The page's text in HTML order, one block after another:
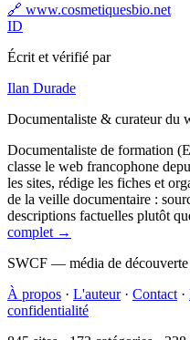
🔗 www.cosmetiquesbio.net
ID
Écrit et vérifié par
Ilan Durade
Documentaliste & curateur du
Documentaliste de formation
classe le web francophone
les sites, rédige les fiches et
de la veille documentaire :
descriptions factuelles plutôt
complet →
SWCF — média de
À propos · L'auteur · Contact ·
confidentialité